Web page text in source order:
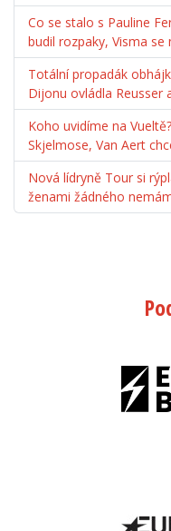
Co se stalo s Pauline
budil rozpaky, Visma se
Totální propadák
Dijonu ovládla Reusser
Koho uvidíme na
Skjelmose, Van Aert
Nová lídryně Tour si
ženami žádného